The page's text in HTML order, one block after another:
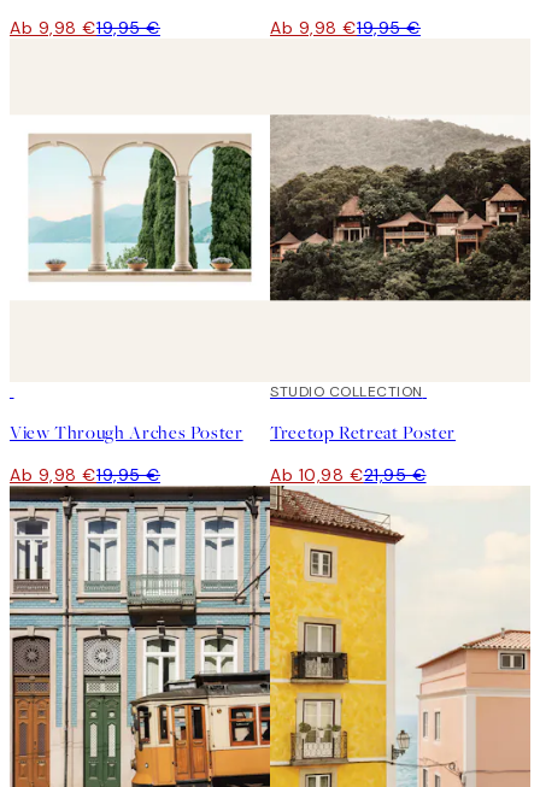
Ab 9,98 €19,95 € Ab 9,98 €19,95 €
View Through Arches Poster
Ab 9,98 €19,95 €
50%*
STUDIO COLLECTION
Treetop Retreat Poster
Ab 10,98 €21,95 €